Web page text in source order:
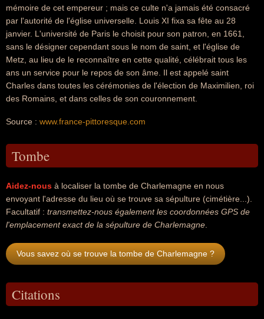
mémoire de cet empereur ; mais ce culte n'a jamais été consacré
par l'autorité de l'église universelle. Louis XI fixa sa fête au 28
janvier. L'université de Paris le choisit pour son patron, en 1661,
sans le désigner cependant sous le nom de saint, et l'église de
Metz, au lieu de le reconnaître en cette qualité, célébrait tous les
ans un service pour le repos de son âme. Il est appelé saint
Charles dans toutes les cérémonies de l'élection de Maximilien, roi
des Romains, et dans celles de son couronnement.
Source : www.france-pittoresque.com
Tombe
Aidez-nous à localiser la tombe de Charlemagne en nous
envoyant l'adresse du lieu où se trouve sa sépulture (cimétière...).
Facultatif : transmettez-nous également les coordonnées GPS de
l'emplacement exact de la sépulture de Charlemagne
Vous savez où se trouve la tombe de Charlemagne ?
Citations